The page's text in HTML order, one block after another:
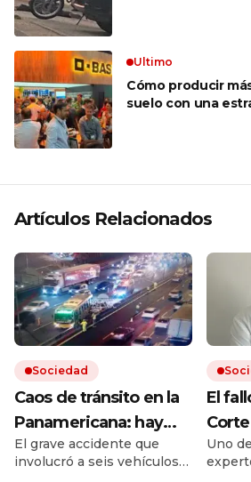
Ultimo
Cómo producir
suelo con una
Artículos Relacionados
Sociedad
Caos de tránsito en la
Panamericana: hay
cinco heridos por un
choque múltiple
El grave accidente que
involucró a seis vehículos
El
de
Uno